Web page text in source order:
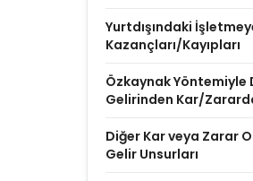
Yurtdışındaki
Kazançları/Kayıpları
Özkaynak Yöntemiyle
Gelirinden Kar/
Diğer Kar veya Zarar
Gelir Unsurları